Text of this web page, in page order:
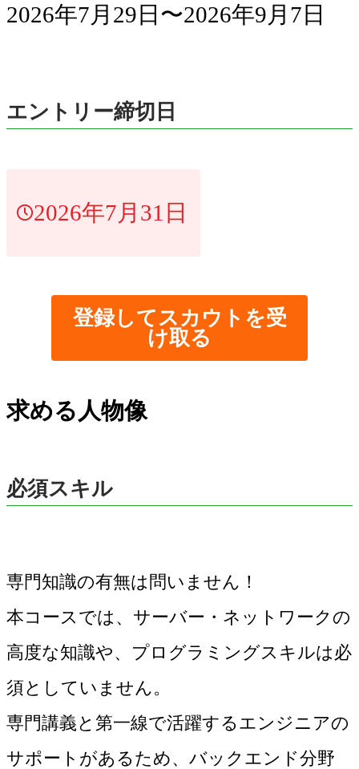
2026年7月29日〜2026年9月7日
エントリー締切日
2026年7月31日
登録してスカウトを受
け取る
求める人物像
必須スキル
専門知識の有無は問いません！
本コースでは、サーバー・ネットワークの
高度な知識や、プログラミングスキルは必
須としていません。
専門講義と第一線で活躍するエンジニアの
サポートがあるため、バックエンド分野